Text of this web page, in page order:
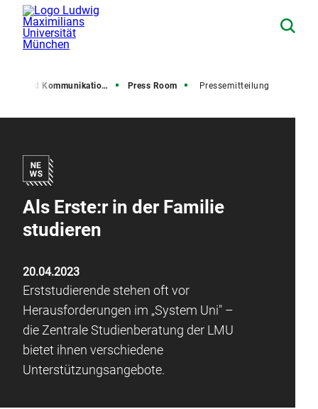
und Kommunikation (PuK) Press Room Pressemitteilung
Als Erste:r in der Familie
studieren
20.04.2023
Erststudierende stehen oft vor
Herausforderungen im „System Uni" –
die Zentrale Studienberatung der LMU
bietet ihnen verschiedene
Unterstützungsangebote.